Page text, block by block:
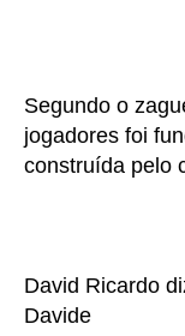
Segundo o
jogadores foi
construída pelo
David Ricardo
Davide